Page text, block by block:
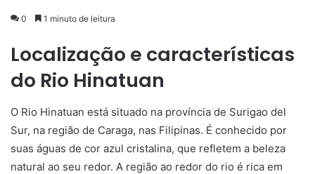
0 1 minuto de leitura
Localização e características
do Rio Hinatuan
O Rio Hinatuan está situado na província de Surigao del
Sur, na região de Caraga, nas Filipinas. É conhecido por
suas águas de cor azul cristalina, que refletem a beleza
natural ao seu redor. A região ao redor do rio é rica em